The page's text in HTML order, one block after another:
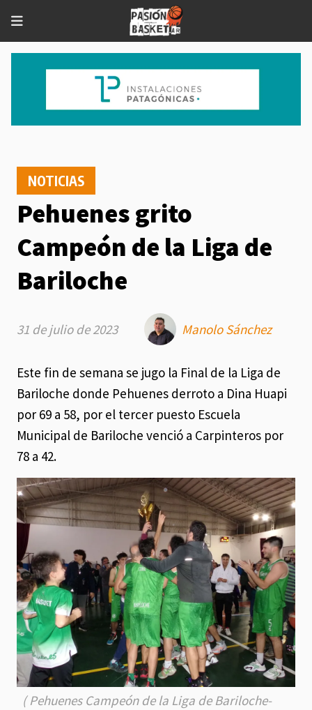
Pehuenes grito
Campeón de la Liga de
Bariloche
Este fin de semana se jugo la Final de la Liga de
Bariloche donde Pehuenes derroto a Dina Huapi
por 69 a 58, por el tercer puesto Escuela
Municipal de Bariloche venció a Carpinteros por
78 a 42.
NOTICIAS
31 de julio de 2023 Manolo Sánchez
( Pehuenes Campeón de la Liga de Bariloche-